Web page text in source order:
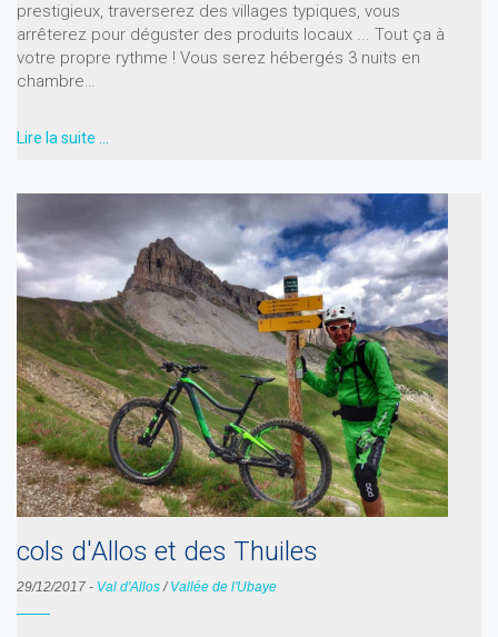
prestigieux, traverserez des villages typiques, vous
arrêterez pour déguster des produits locaux ... Tout ça à
votre propre rythme ! Vous serez hébergés 3 nuits en
chambre…
Lire la suite …
cols d'Allos et des Thuiles
29/12/2017 - Val d'Allos/ Vallée de l'Ubaye